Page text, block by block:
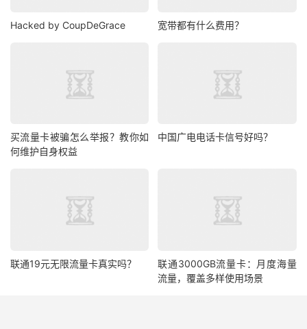
Hacked by CoupDeGrace 宽带都有什么费用？
买流量卡被骗怎么举报？教你如
何维护自身权益
中国广电电话卡信号好吗？
联通19元无限流量卡真实吗？
联通3000GB流量卡：月度海量
流量，覆盖多样使用场景